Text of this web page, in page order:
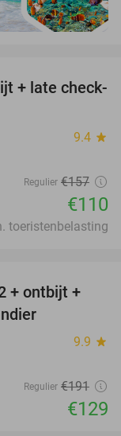
30%
+ late check-
9.4 star
Regulier €157
€110
toeristenbelasting
32%
+ ontbijt +
9.9 star
Regulier €191
€129